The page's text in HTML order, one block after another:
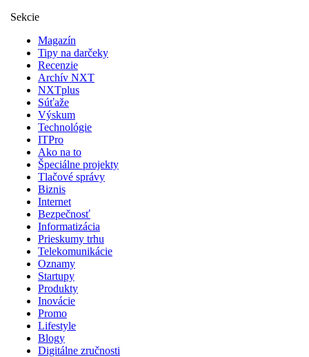
Sekcie
Magazín
Tipy na darčeky
Recenzie
Archív NXT
NXTplus
Súťaže
Výskum
Technológie
ITPro
Ako na to
Špeciálne projekty
Tlačové správy
Biznis
Internet
Bezpečnosť
Informatizácia
Prieskumy trhu
Telekomunikácie
Oznamy
Startupy
Produkty
Inovácie
Promo
Lifestyle
Blogy
Digitálne zručnosti